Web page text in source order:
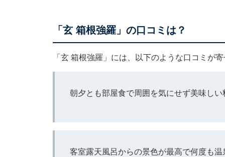
「玄 箱根強羅」の口コミは？
「玄 箱根強羅」には、以下のような口コミが
朝夕とも部屋食で周囲を気にせず美味し
客室露天風呂からの景色が最高で何度も温